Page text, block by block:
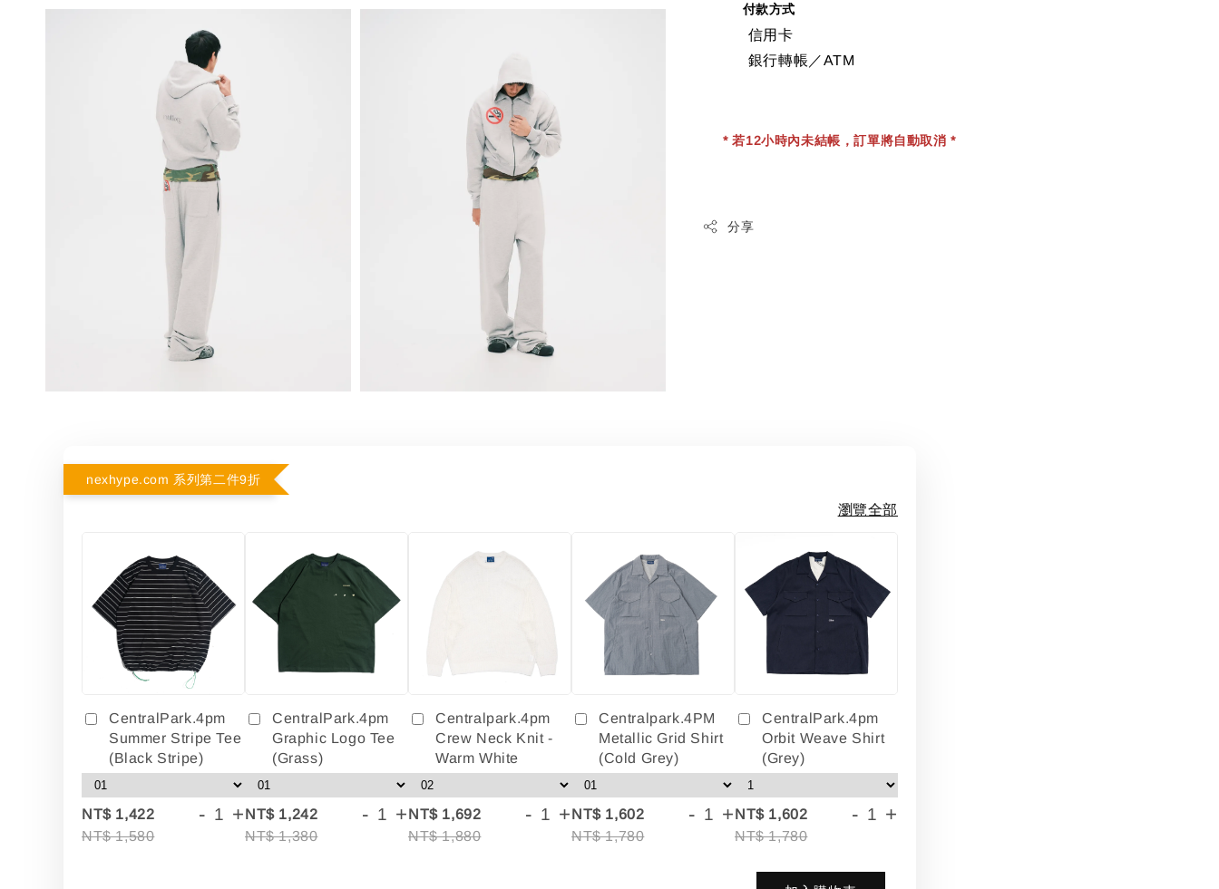
付款方式
信用卡
銀行轉帳／ATM
* 若12小時內未結帳，訂單將自動取消 *
分享
nexhype.com 系列第二件9折
瀏覽全部
CentralPark.4pm
Summer Stripe Tee
(Black Stripe)
NT$ 1,422
NT$ 1,580
- +
CentralPark.4pm
Graphic Logo Tee
(Grass)
NT$ 1,242
NT$ 1,380
- +
Centralpark.4pm
Crew Neck Knit -
Warm White
NT$ 1,692
NT$ 1,880
- +
Centralpark.4PM
Metallic Grid Shirt
(Cold Grey)
NT$ 1,602
NT$ 1,780
- +
CentralPark.4pm
Orbit Weave Shirt
(Grey)
NT$ 1,602
NT$ 1,780
- +